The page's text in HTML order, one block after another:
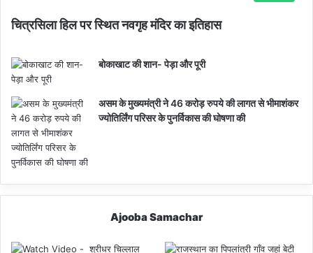
चित्रसिला हिल पर स्थित नवगृह मंदिर का इतिहास
बोकाखाट की शान- पेड़ा और पूरी
असम के मुख्यमंत्री ने 46 करोड़ रुपये की लागत से भीमाशंकर
ज्योतिर्लिंग परिसर के पुनर्विकास की घोषणा की
Ajooba Samachar